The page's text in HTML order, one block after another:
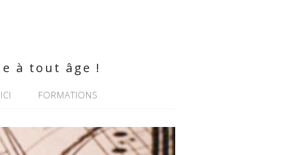
à tout âge !
FORMATIONS